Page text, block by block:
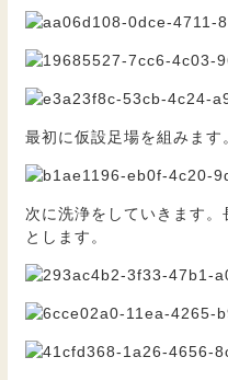
最初に仮設足場を組みます
次に洗浄をしていきます
とします。